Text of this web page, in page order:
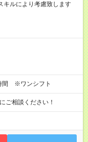
ルにより考慮致します
1.5時間 ※ワンシフト
ご相談ください！